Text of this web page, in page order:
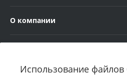
Использование файлов
О компании